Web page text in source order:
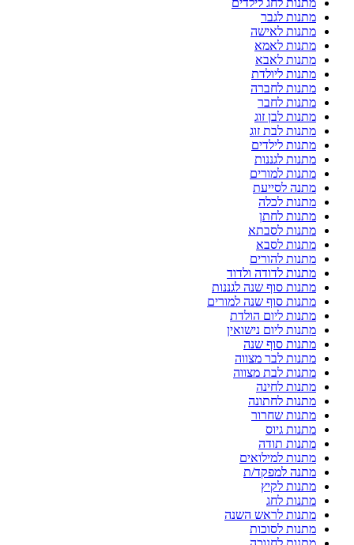
מתנות לגבר
מתנות לאישה
מתנות לאמא
מתנות לאבא
מתנות ליולדת
מתנות לחברה
מתנות לחבר
מתנות לבן זוג
מתנות לבת זוג
מתנות לילדים
מתנות לגננות
מתנות למורים
מתנה לסייעת
מתנות לכלה
מתנות לחתן
מתנות לסבתא
מתנות לסבא
מתנות להורים
מתנות לדודה ולדוד
מתנות סוף שנה לגננות
מתנות סוף שנה למורים
מתנות ליום הולדת
מתנות ליום נישואין
מתנות סוף שנה
מתנות לבר מצווה
מתנות לבת מצווה
מתנות לחינה
מתנות לחתונה
מתנות שחרור
מתנות גיוס
מתנות תודה
מתנות למילואים
מתנה למפקד/ת
מתנות לקיץ
מתנות לחג
מתנות לראש השנה
מתנות לסוכות